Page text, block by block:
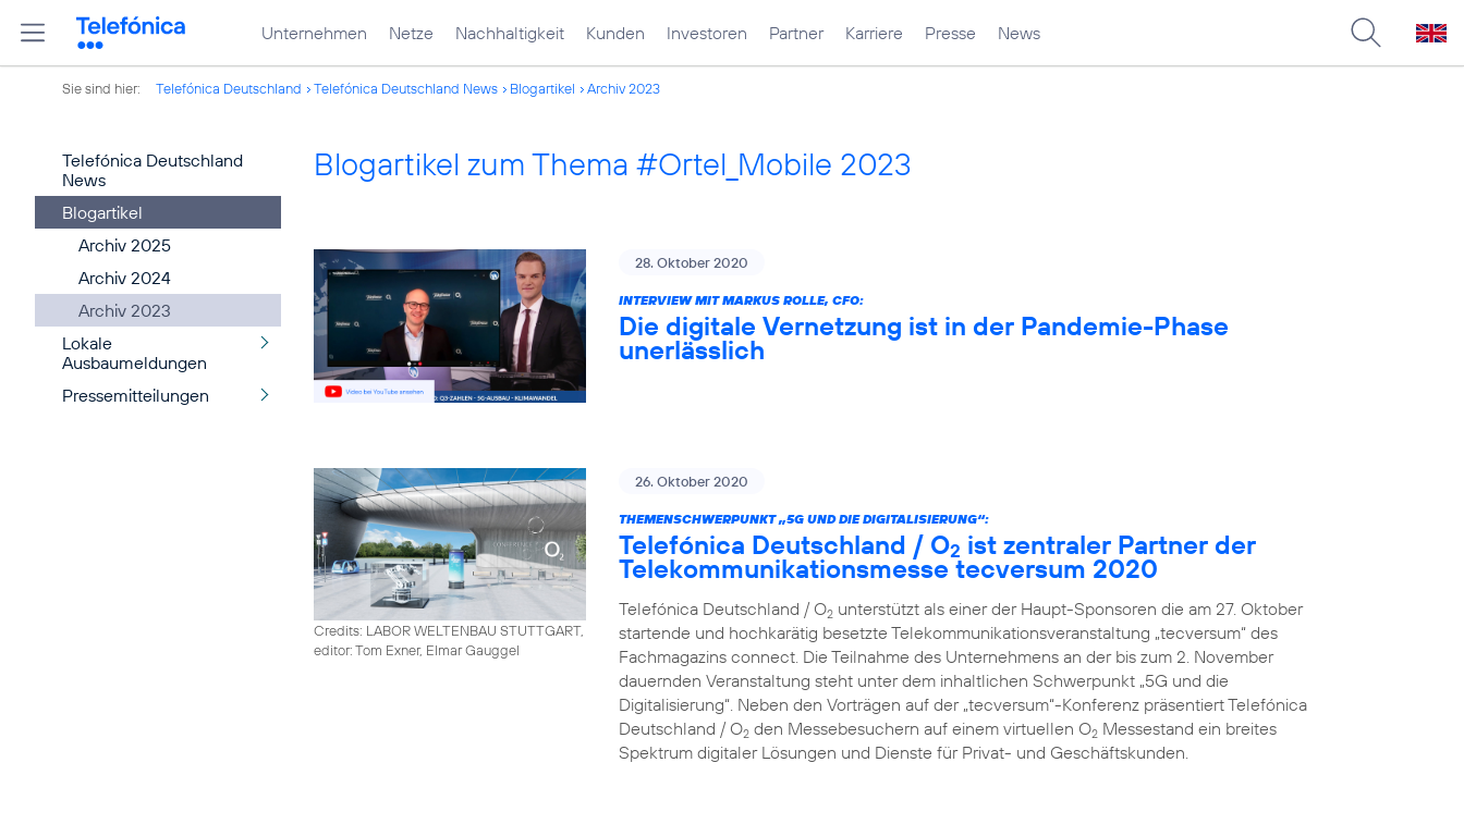
Unternehmen Netze Nachhaltigkeit Kunden Investoren Partner Karriere Presse News
Sie sind hier: Telefónica Deutschland Telefónica Deutschland News Blogartikel Archiv 2023
Telefónica Deutschland
News
Blogartikel
Archiv 2025
Archiv 2024
Archiv 2023
Lokale
Ausbaumeldungen
Pressemitteilungen
Blogartikel zum Thema #Ortel_Mobile 2023
28. Oktober 2020
INTERVIEW MIT MARKUS ROLLE, CFO:
Die digitale Vernetzung ist in der Pandemie-Phase
unerlässlich
Credits: LABOR WELTENBAU STUTTGART,
editor: Tom Exner, Elmar Gauggel
26. Oktober 2020
THEMENSCHWERPUNKT „5G UND DIE DIGITALISIERUNG“:
Telefónica Deutschland / O2 ist zentraler Partner der
Telekommunikationsmesse tecversum 2020
Telefónica Deutschland / O2 unterstützt als einer der Haupt-Sponsoren die am 27. Oktober
startende und hochkarätig besetzte Telekommunikationsveranstaltung „tecversum“ des
Fachmagazins connect. Die Teilnahme des Unternehmens an der bis zum 2. November
dauernden Veranstaltung steht unter dem inhaltlichen Schwerpunkt „5G und die
Digitalisierung“. Neben den Vorträgen auf der „tecversum“-Konferenz präsentiert Telefónica
Deutschland / O2 den Messebesuchern auf einem virtuellen O2 Messestand ein breites
Spektrum digitaler Lösungen und Dienste für Privat- und Geschäftskunden.